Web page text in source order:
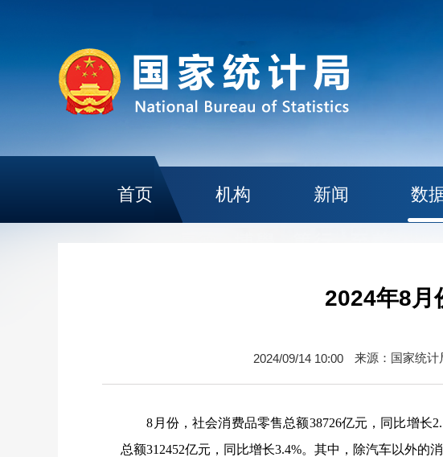
首页 机构 新闻 数
2024年8月
2024/09/14 10:00 来源：国家统计
8 月份，社会消费品零售总额38726亿元，同比增长
总额312452亿元，同比增长3.4%。其中，除汽车以外的